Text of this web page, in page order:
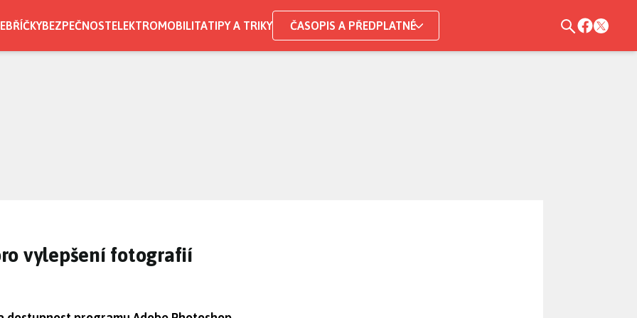
BEZPEČNOSTELEKTROMOBILITATIPY A TRIKY ČASOPIS A PŘEDPLATNÉ
vylepšení fotografií